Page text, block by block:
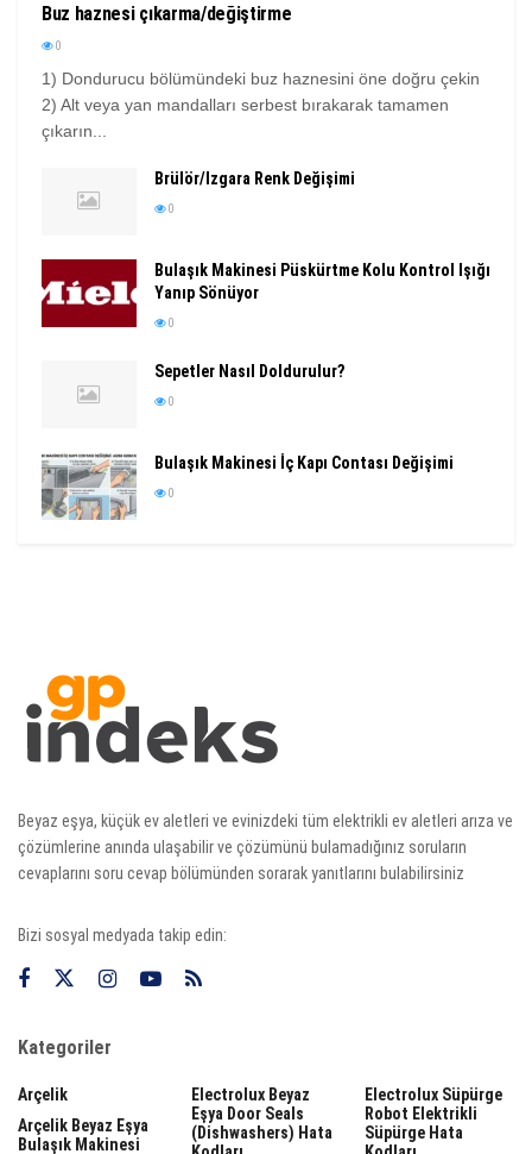
Buz haznesi çıkarma/değiştirme
0
1) Dondurucu bölümündeki buz haznesini öne doğru çekin
2) Alt veya yan mandalları serbest bırakarak tamamen
çıkarın...
Brülör/Izgara Renk Değişimi
0
Bulaşık Makinesi Püskürtme Kolu Kontrol Işığı
Yanıp Sönüyor
0
Sepetler Nasıl Doldurulur?
0
Bulaşık Makinesi İç Kapı Contası Değişimi
0
Beyaz eşya, küçük ev aletleri ve evinizdeki tüm elektrikli ev aletleri arıza ve
çözümlerine anında ulaşabilir ve çözümünü bulamadığınız soruların
cevaplarını soru cevap bölümünden sorarak yanıtlarını bulabilirsiniz
Bizi sosyal medyada takip edin:
Kategoriler
Arçelik
Arçelik Beyaz Eşya
Bulaşık Makinesi
Electrolux Beyaz
Eşya Door Seals
(dishwashers) Hata
Electrolux Süpürge
Robot Elektrikli
Süpürge Hata